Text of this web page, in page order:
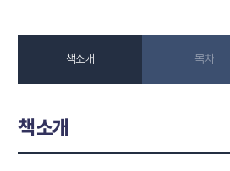
책소개 목차
책소개